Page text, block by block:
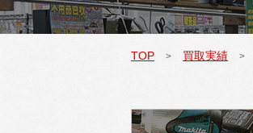
TOP > 買取実績 >